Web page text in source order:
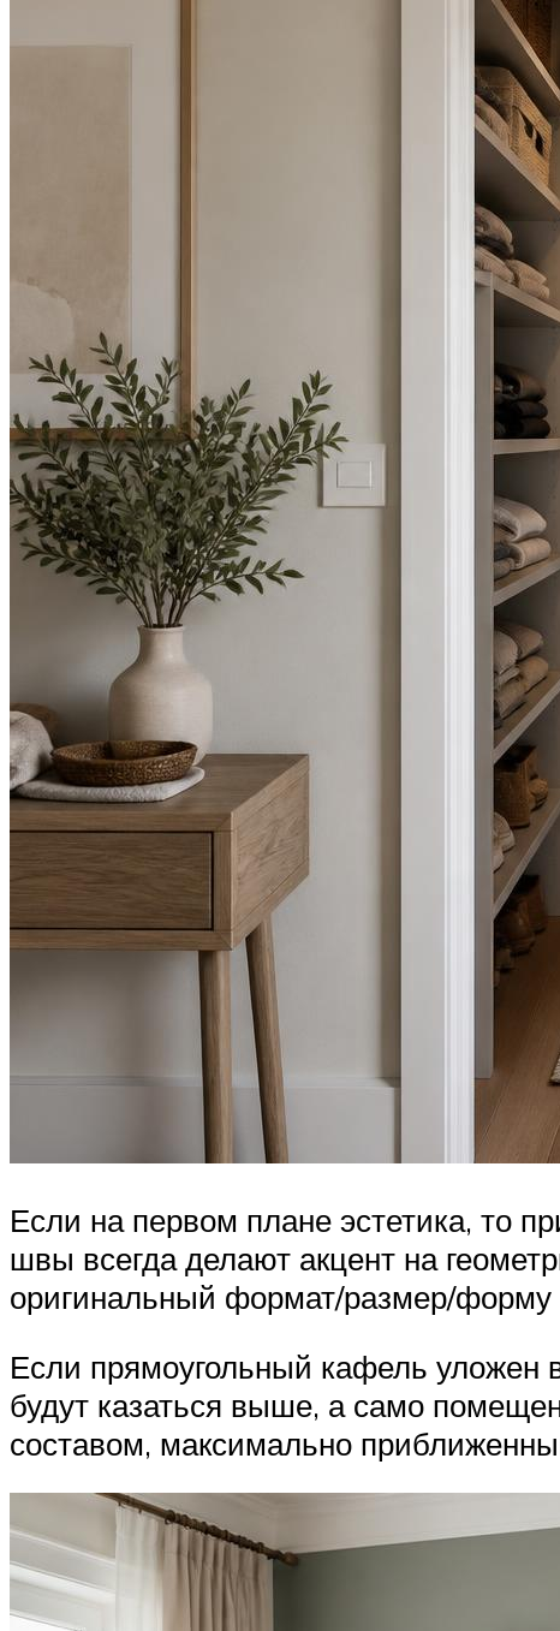
Если на первом плане эстетика, то
швы всегда делают акцент на
оригинальный формат/размер/
Если прямоугольный кафель уложен
будут казаться выше, а само
составом, максимально